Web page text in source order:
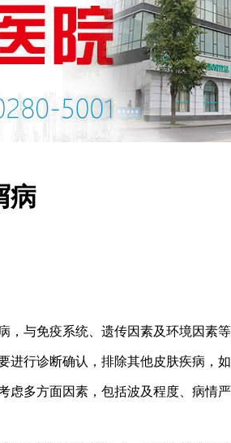
病
，与免疫系统、遗传因素及环境因素
进行诊断确认，排除其他皮肤疾病，
虑多方面因素，包括波及程度、病情